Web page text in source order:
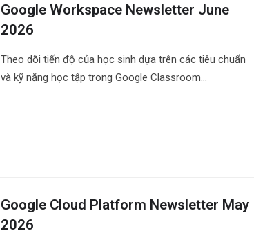
Google Workspace Newsletter June
2026
Theo dõi tiến độ của học sinh dựa trên các tiêu chuẩn
và kỹ năng học tập trong Google Classroom…
Google Cloud Platform Newsletter May
2026